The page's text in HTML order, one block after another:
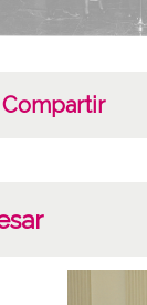
Compartir